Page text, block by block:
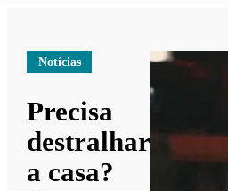
Notícias
Precisa
destralhar
a casa?